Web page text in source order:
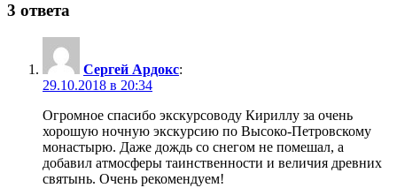
3 ответа
Сергей Ардокс:
29.10.2018 в 20:34
Огромное спасибо экскурсоводу Кириллу за очень
хорошую ночную экскурсию по Высоко-Петровскому
монастырю. Даже дождь со снегом не помешал, а
добавил атмосферы таинственности и величия древних
святынь. Очень рекомендуем!